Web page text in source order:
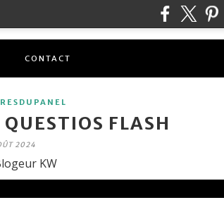
CONTACT
FLASH
2024
KW